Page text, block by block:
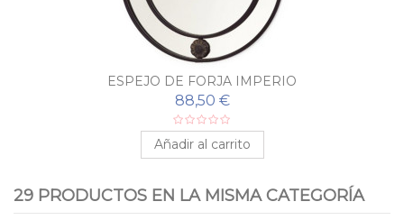
ESPEJO DE FORJA IMPERIO
88,50 €
Añadir al carrito
29 PRODUCTOS EN LA MISMA CATEGORÍA